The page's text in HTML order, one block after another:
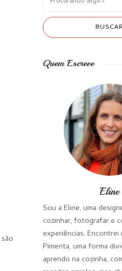
Quem Escreve
Eline
Sou a Eline, uma
cozinhar, fotografar e
experiências.
Pimenta, uma forma
aprendo na cozinha,